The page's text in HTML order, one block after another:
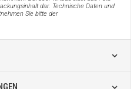
dar. Technische Daten und
Sie bitte der